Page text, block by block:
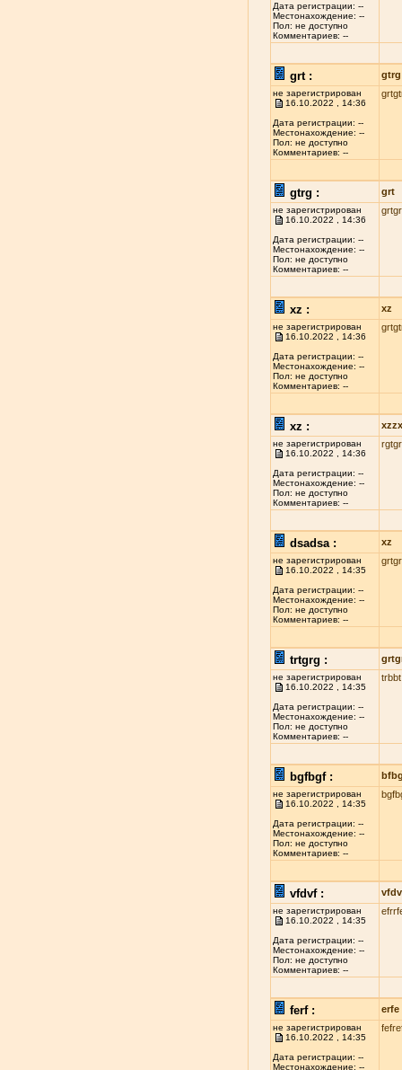
Дата регистрации: --
Местонахождение: --
Пол: не доступно
Комментариев: --
grt : gtrg
не зарегистрирован
16.10.2022 , 14:36
Дата регистрации: --
Местонахождение: --
Пол: не доступно
Комментариев: --
gtrg : grt
не зарегистрирован
16.10.2022 , 14:36
Дата регистрации: --
Местонахождение: --
Пол: не доступно
Комментариев: --
xz : xz
не зарегистрирован
16.10.2022 , 14:36
Дата регистрации: --
Местонахождение: --
Пол: не доступно
Комментариев: --
xz : xzzx
не зарегистрирован
16.10.2022 , 14:36
Дата регистрации: --
Местонахождение: --
Пол: не доступно
Комментариев: --
dsadsa : xz
не зарегистрирован
16.10.2022 , 14:35
Дата регистрации: --
Местонахождение: --
Пол: не доступно
Комментариев: --
trtgrg :
не зарегистрирован
16.10.2022 , 14:35
Дата регистрации: --
Местонахождение: --
Пол: не доступно
Комментариев: --
trbbt
bgfbgf :
не зарегистрирован
16.10.2022 , 14:35
Дата регистрации: --
Местонахождение: --
Пол: не доступно
Комментариев: --
vfdvf : vfdv
не зарегистрирован
16.10.2022 , 14:35
Дата регистрации: --
Местонахождение: --
Пол: не доступно
Комментариев: --
ferf : erfe
не зарегистрирован
16.10.2022 , 14:35
Дата регистрации: --
Местонахождение: --